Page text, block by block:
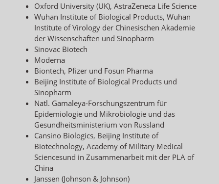
Oxford University (UK), AstraZeneca Life Science
Wuhan Institute of Biological Products, Wuhan
Institute of Virology der Chinesischen Akademie
der Wissenschaften und Sinopharm
Sinovac Biotech
Moderna
Biontech, Pfizer und Fosun Pharma
Beijing Institute of Biological Products und
Sinopharm
Natl. Gamaleya-Forschungszentrum für
Epidemiologie und Mikrobiologie und das
Gesundheitsministerium von Russland
Cansino Biologics, Beijing Institute of
Biotechnology, Academy of Military Medical
Sciencesund in Zusammenarbeit mit der PLA of
China
Janssen (Johnson & Johnson)